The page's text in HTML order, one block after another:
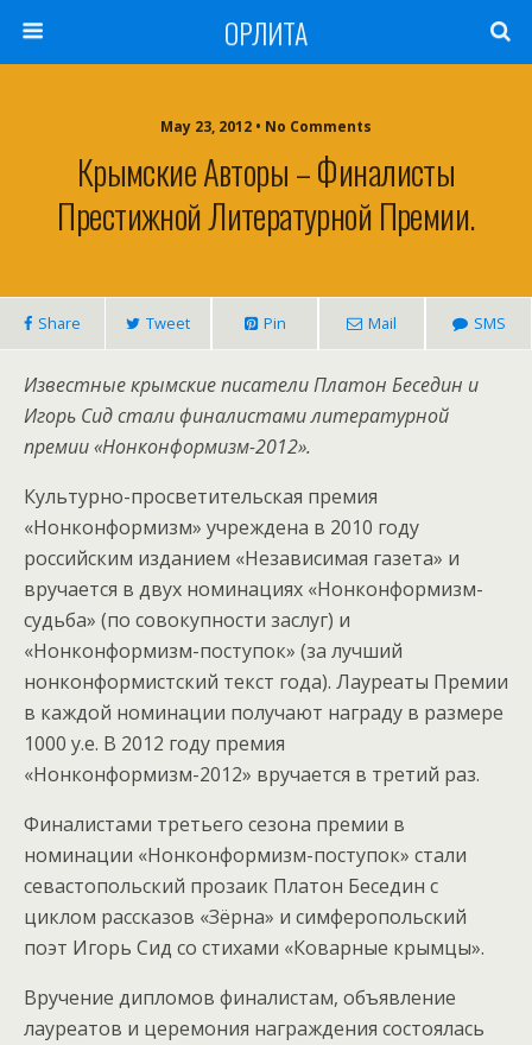
ОРЛИТА
May 23, 2012 • No Comments
Крымские Авторы – Финалисты
Престижной Литературной Премии.
Share Tweet Pin Mail SMS
Известные крымские писатели Платон Беседин и
Игорь Сид стали финалистами литературной
премии «Нонконформизм-2012».
Культурно-просветительская премия
«Нонконформизм» учреждена в 2010 году
российским изданием «Независимая газета» и
вручается в двух номинациях «Нонконформизм-
судьба» (по совокупности заслуг) и
«Нонконформизм-поступок» (за лучший
нонконформистский текст года). Лауреаты Премии
в каждой номинации получают награду в размере
1000 у.е. В 2012 году премия
«Нонконформизм-2012» вручается в третий раз.
Финалистами третьего сезона премии в
номинации «Нонконформизм-поступок» стали
севастопольский прозаик Платон Беседин с
циклом рассказов «Зёрна» и симферопольский
поэт Игорь Сид со стихами «Коварные крымцы».
Вручение дипломов финалистам, объявление
лауреатов и церемония награждения состоялась